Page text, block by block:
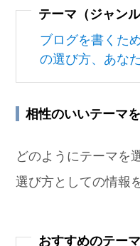
テーマ（ジャン
ブログを書くた
の選び方、あな
相性のいいテーマ
どのようにテーマを
選び方としての情報
おすすめのテーマ